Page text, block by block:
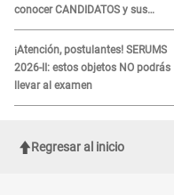
conocer CANDIDATOS y sus
propuestas
¡Atención, postulantes! SERUMS
2026-II: estos objetos NO podrás
llevar al examen
Regresar al inicio